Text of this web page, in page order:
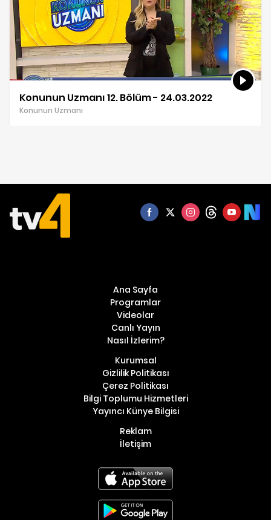
Konunun Uzmanı 12. Bölüm - 24.03.2022
Konunun Uzmanı
Ana Sayfa
Programlar
Videolar
Canlı Yayın
Nasıl İzlerim?
Kurumsal
Gizlilik Politikası
Çerez Politikası
Bilgi Toplumu Hizmetleri
Yayıncı Künye Bilgisi
Reklam
İletişim